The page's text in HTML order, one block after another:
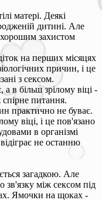
матері. Деякі
дитині. Але
захистом
на перших місяцях
причин, і це
з сексом.
в більш зрілому віці -
питання.
практично не буває.
віці, і це пов'язано
в організмі
не останню
загадкою. Але
зв'язку між сексом під
Ямочки на щоках -